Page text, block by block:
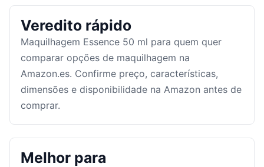
Veredito rápido
Maquilhagem Essence 50 ml para quem quer
comparar opções de maquilhagem na
Amazon.es. Confirme preço, características,
dimensões e disponibilidade na Amazon antes de
comprar.
Melhor para